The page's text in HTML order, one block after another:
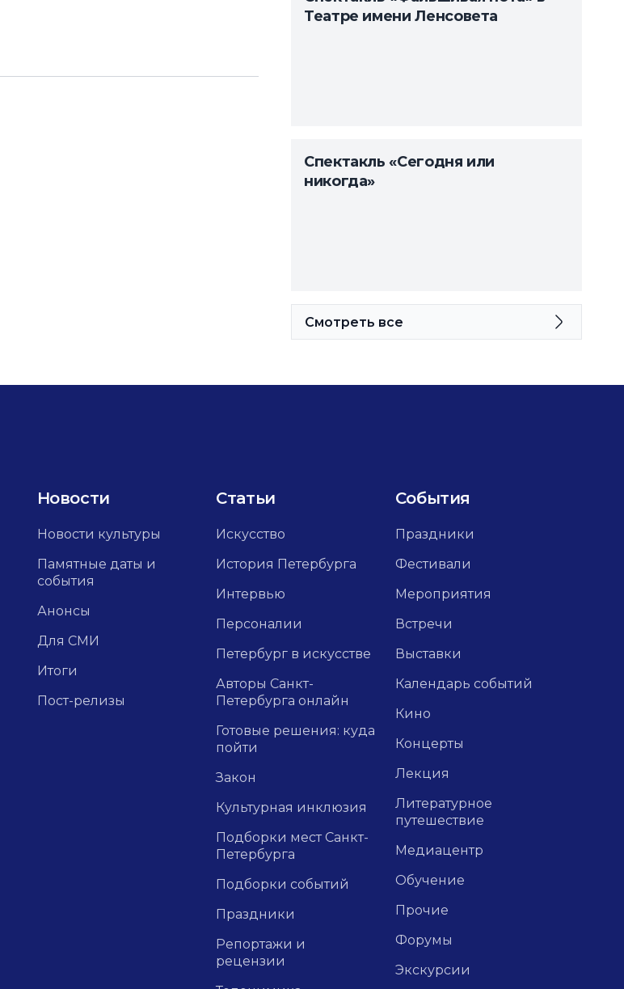
Театре имени Ленсовета
Спектакль «Сегодня или
никогда»
Смотреть все
Новости
Новости культуры
Памятные даты и
события
Анонсы
Для СМИ
Итоги
Пост-релизы
Статьи
Искусство
История Петербурга
Интервью
Персоналии
Петербург в искусстве
Авторы Санкт-
Петербурга онлайн
Готовые решения: куда
пойти
Закон
Культурная инклюзия
Подборки мест Санкт-
Петербурга
Подборки событий
Праздники
Репортажи и
рецензии
События
Праздники
Фестивали
Мероприятия
Встречи
Выставки
Календарь событий
Кино
Концерты
Лекция
Литературное
путешествие
Медиацентр
Обучение
Прочие
Форумы
Экскурсии